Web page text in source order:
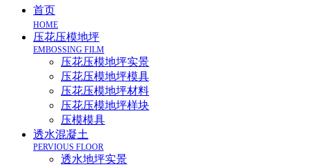
首页
HOME
压花压模地坪
EMBOSSING FILM
压花压模地坪实景
压花压模地坪模具
压花压模地坪材料
压花压模地坪样块
压模模具
透水混凝土
PERVIOUS FLOOR
透水地坪实景